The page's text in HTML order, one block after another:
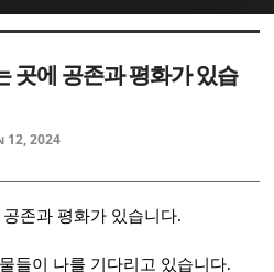
곳에 공존과 평화가 있습
12, 2024
존과 평화가 있습니다.
들이 나를 기다리고 있습니다.
케치북5
케치북5
케치북5
케치북5